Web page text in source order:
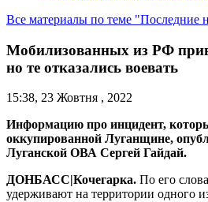
Все материалы по теме "Последние
Мобилизованных из РФ
но те отказались воевать
15:38, 23 Жовтня , 2022
Информацию про инцидент,
оккупированной Луганщине,
Луганской ОВА Сергей Гайдай.
ДОНБАСС|Кочегарка. По его
удерживают на территории одного